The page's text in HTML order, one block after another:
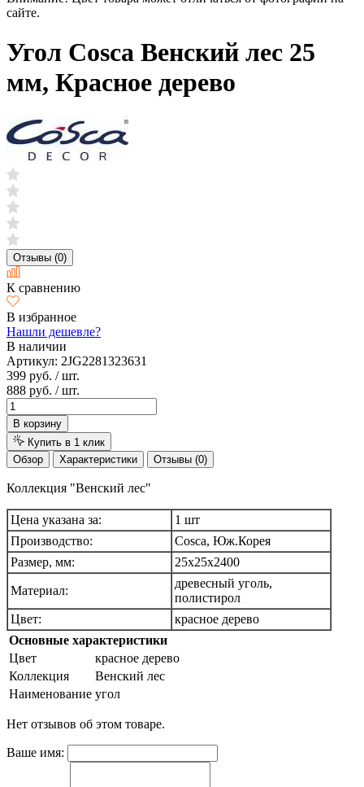
сайте.
Угол Cosca Венский лес 25
мм, Красное дерево
Отзывы (0)
К сравнению
В избранное
Нашли дешевле?
В наличии
Артикул: 2JG2281323631
399 руб. / шт.
888 руб. / шт.
В корзину
Купить в 1 клик
Обзор
Характеристики Отзывы (0)
Коллекция "Венский лес"
Цена указана за:
1 шт
Производство:
Cosca, Юж.Корея
Размер, мм:
25х25х2400
Материал:
древесный уголь,
полистирол
Цвет:
красное дерево
Основные характеристики
Цвет
красное дерево
Коллекция
Венский лес
Наименование угол
Нет отзывов об этом товаре.
Ваше имя: